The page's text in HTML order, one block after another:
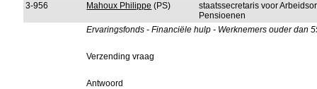
3-956 Mahoux Philippe (PS)
staatssecretaris voor
Pensioenen
Ervaringsfonds - Financiële hulp - Werknemers ouder dan
Verzending vraag
Antwoord